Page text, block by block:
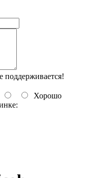
поддерживается!
Хорошо